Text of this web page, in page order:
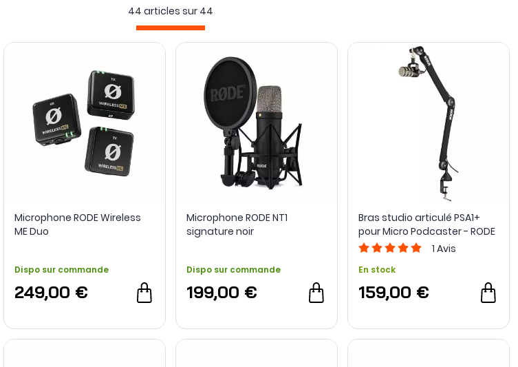
44 articles sur 44
Microphone RODE Wireless
ME Duo
Dispo sur commande
249,00 €
Microphone RODE NT1
signature noir
Dispo sur commande
199,00 €
Bras studio articulé PSA1+
pour Micro Podcaster - RODE
1 Avis
En stock
159,00 €